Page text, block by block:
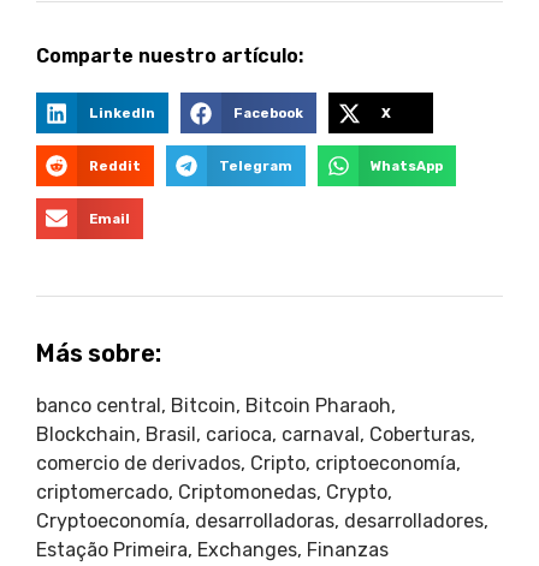
Comparte nuestro artículo:
LinkedIn Facebook X
Reddit Telegram WhatsApp
Email
Más sobre:
banco central, Bitcoin, Bitcoin Pharaoh,
Blockchain, Brasil, carioca, carnaval, Coberturas,
comercio de derivados, Cripto, criptoeconomía,
criptomercado, Criptomonedas, Crypto,
Cryptoeconomía, desarrolladoras, desarrolladores,
Estação Primeira, Exchanges, Finanzas